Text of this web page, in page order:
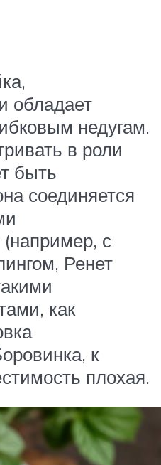
обладает
недугам.
в роли
быть
соединяется
с
Ренет
как
к
плохая.